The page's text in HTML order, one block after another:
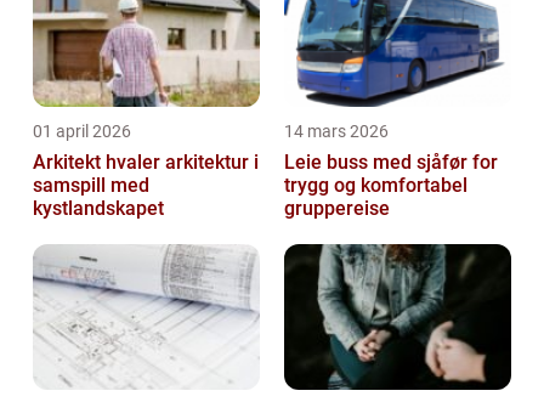
01 april 2026
Arkitekt hvaler arkitektur i
samspill med
kystlandskapet
14 mars 2026
Leie buss med sjåfør for
trygg og komfortabel
gruppereise